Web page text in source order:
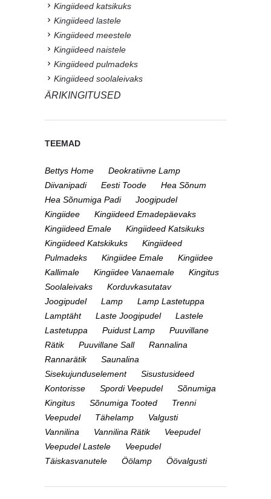
Kingiideed katsikuks
Kingiideed lastele
Kingiideed meestele
Kingiideed naistele
Kingiideed pulmadeks
Kingiideed soolaleivaks
ÄRIKINGITUSED
TEEMAD
Bettys Home
Deokratiivne Lamp
Diivanipadi
Eesti Toode
Hea Sõnum
Hea Sõnumiga Padi
Joogipudel
Kingiidee
Kingiideed Emadepäevaks
Kingiideed Emale
Kingiideed Katsikuks
Kingiideed Katskikuks
Kingiideed
Pulmadeks
Kingiidee Emale
Kingiidee
Kallimale
Kingiidee Vanaemale
Kingitus
Soolaleivaks
Korduvkasutatav
Joogipudel
Lamp
Lamp Lastetuppa
Lamptäht
Laste Joogipudel
Lastele
Lastetuppa
Puidust Lamp
Puuvillane
Rätik
Puuvillane Sall
Rannalina
Rannarätik
Saunalina
Sisekujunduselement
Sisustusideed
Kontorisse
Spordi Veepudel
Sõnumiga
Kingitus
Sõnumiga Tooted
Trenni
Veepudel
Tähelamp
Valgusti
Vannilina
Vannilina Rätik
Veepudel
Veepudel Lastele
Veepudel
Täiskasvanutele
Öölamp Öövalgusti